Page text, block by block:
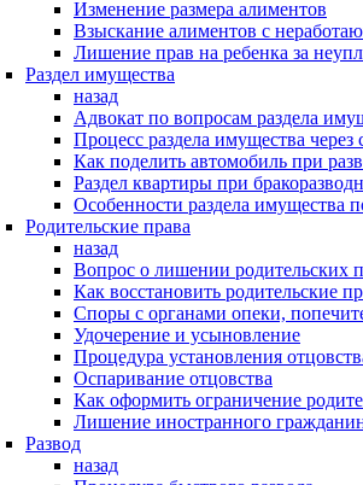
Изменение размера алиментов
Взыскание алиментов с
Лишение прав на ребенка за
Раздел имущества
назад
Адвокат по вопросам раздела
Процесс раздела имущества через
Как поделить автомобиль при
Раздел квартиры при
Особенности раздела имущества
Родительские права
назад
Вопрос о лишении родительских
Как восстановить родительские
Споры с органами опеки,
Удочерение и усыновление
Процедура установления
Оспаривание отцовства
Как оформить ограничение
Лишение иностранного
Развод
назад